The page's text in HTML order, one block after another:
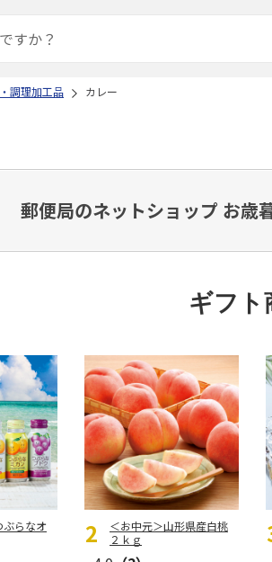
調理加工品 カレー
郵便局のネットショップ お歳
ギフト
ぶらなオ
＜お中元＞山形県産白桃
２ｋｇ